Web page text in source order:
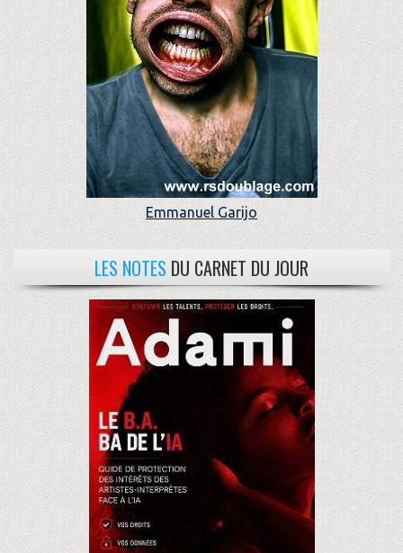
Emmanuel Garijo
LES NOTES DU CARNET DU JOUR